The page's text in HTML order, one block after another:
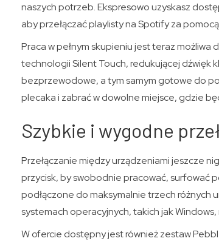
naszych potrzeb. Ekspresowo uzyskasz
aby przełączać playlisty na Spotify za
Praca w pełnym skupieniu jest teraz
technologii Silent Touch, redukującej dźwięk
bezprzewodowe, a tym samym gotowe do
plecaka i zabrać w dowolne miejsce, gdzie
Szybkie i wygodne
Przełączanie między urządzeniami jeszcze
przycisk, by swobodnie pracować, surfować
podłączone do maksymalnie trzech różnych
systemach operacyjnych, takich jak
W ofercie dostępny jest również zestaw